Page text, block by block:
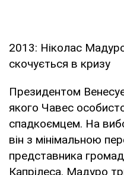
2013: Ніколас
скочується в кризу
Президентом
якого Чавес
спадкоємцем. На
він з мінімальною
представника
Капрілеса. Мадуро